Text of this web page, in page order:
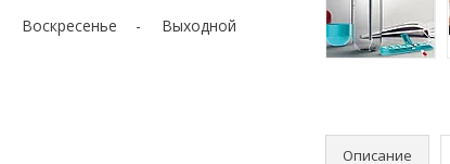
Воскресенье
Выходной
Описание